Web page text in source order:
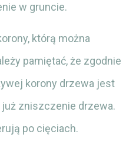
w gruncie.
którą można
pamiętać, że zgodnie
korony drzewa jest
zniszczenie drzewa.
po cięciach.